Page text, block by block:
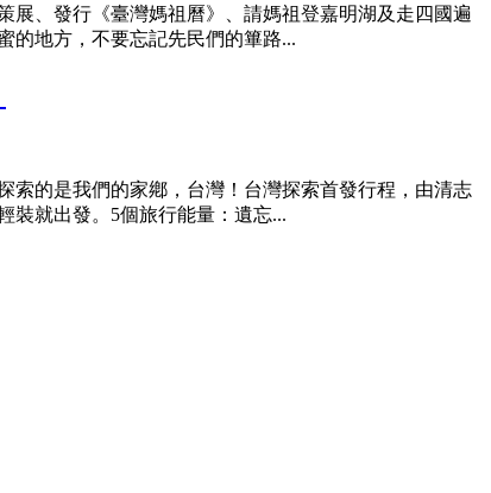
展、發行《臺灣媽祖曆》、請媽祖登嘉明湖及走四國遍
地方，不要忘記先民們的篳路...
索的是我們的家鄕，台灣！台灣探索首發行程，由清志
裝就出發。5個旅行能量：遺忘...